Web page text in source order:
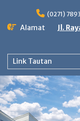
content
(0271)
Alamat
Jl.
Link Tautan